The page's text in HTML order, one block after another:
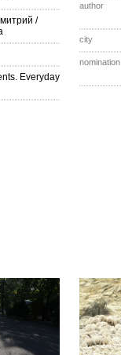
/
Everyday
author
city
nomination